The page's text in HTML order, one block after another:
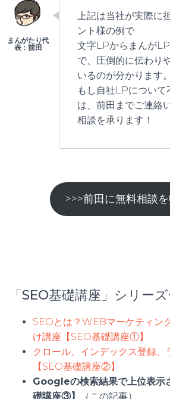
上記は当社が実際に
ント様の例で
文字LPからまんが
で、圧倒的に伝わり
いるのが分かります。
もし自社LPについて
は、前田までご連絡
相談を承ります！
>>>前田に無料相談
「SEO基礎講座」シリー
SEOとは？WEBマーケティン
け講座【SEO基礎講座①】
クロール、インデックス登録、
【SEO基礎講座②】
Googleの検索結果で上位表示
礎講座③】
（この記事）